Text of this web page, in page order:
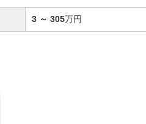
3 ～ 305万円